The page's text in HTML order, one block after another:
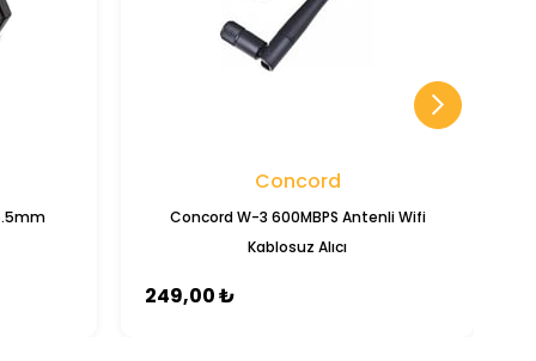
Concord
Concord W-3 600MBPS Antenli Wifi
Kablosuz Alıcı
249,00 ₺